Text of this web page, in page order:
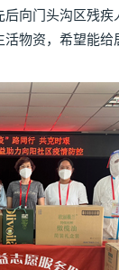
向门头沟区残
物资，希望能